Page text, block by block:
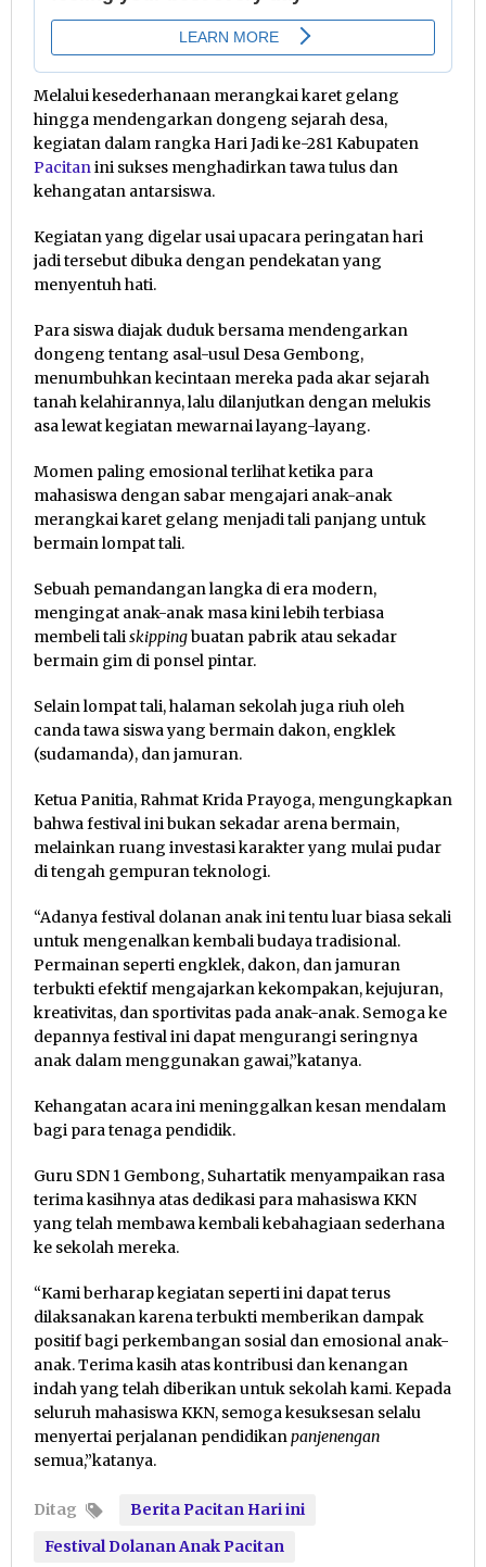
Melalui kesederhanaan merangkai karet gelang
hingga mendengarkan dongeng sejarah desa,
kegiatan dalam rangka Hari Jadi ke-281 Kabupaten
Pacitanini sukses menghadirkan tawa tulus dan
kehangatan antarsiswa.
Kegiatan yang digelar usai upacara peringatan hari
jadi tersebut dibuka dengan pendekatan yang
menyentuh hati.
Para siswa diajak duduk bersama mendengarkan
dongeng tentang asal-usul Desa Gembong,
menumbuhkan kecintaan mereka pada akar sejarah
tanah kelahirannya, lalu dilanjutkan dengan melukis
asa lewat kegiatan mewarnai layang-layang.
Momen paling emosional terlihat ketika para
mahasiswa dengan sabar mengajari anak-anak
merangkai karet gelang menjadi tali panjang untuk
bermain lompat tali.
Sebuah pemandangan langka di era modern,
mengingat anak-anak masa kini lebih terbiasa
membeli taliskippingbuatan pabrik atau sekadar
bermain gim di ponsel pintar.
Selain lompat tali, halaman sekolah juga riuh oleh
canda tawa siswa yang bermain dakon, engklek
(sudamanda), dan jamuran.
Ketua Panitia, Rahmat Krida Prayoga, mengungkapkan
bahwa festival ini bukan sekadar arena bermain,
melainkan ruang investasi karakter yang mulai pudar
di tengah gempuran teknologi.
“Adanya festival dolanan anak ini tentu luar biasa sekali
untuk mengenalkan kembali budaya tradisional.
Permainan seperti engklek, dakon, dan jamuran
terbukti efektif mengajarkan kekompakan, kejujuran,
kreativitas, dan sportivitas pada anak-anak. Semoga ke
depannya festival ini dapat mengurangi seringnya
anak dalam menggunakan gawai,”katanya.
Kehangatan acara ini meninggalkan kesan mendalam
bagi para tenaga pendidik.
Guru SDN 1 Gembong, Suhartatik menyampaikan rasa
terima kasihnya atas dedikasi para mahasiswa KKN
yang telah membawa kembali kebahagiaan sederhana
ke sekolah mereka.
“Kami berharap kegiatan seperti ini dapat terus
dilaksanakan karena terbukti memberikan dampak
positif bagi perkembangan sosial dan emosional anak-
anak. Terima kasih atas kontribusi dan kenangan
indah yang telah diberikan untuk sekolah kami. Kepada
seluruh mahasiswa KKN, semoga kesuksesan selalu
menyertai perjalanan pendidikanpanjenengan
semua,”katanya.
Ditag
Berita Pacitan Hari ini
Festival Dolanan Anak Pacitan